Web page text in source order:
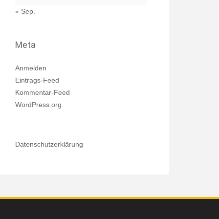
« Sep.
Meta
Anmelden
Eintrags-Feed
Kommentar-Feed
WordPress.org
Datenschutzerklärung